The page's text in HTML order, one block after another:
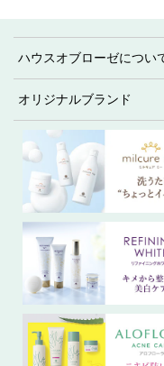
ハウスオブローゼについ
オリジナルブランド